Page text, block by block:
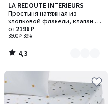
LA REDOUTE INTERIEURS
Простыня натяжная из
хлопковой фланели, клапан 30
см, Clara / Клара
3600 ₽-39%
от2196 ₽
4,3
/ 5
Количество
цветов:
2
4,3
/